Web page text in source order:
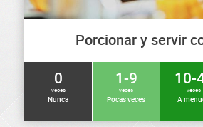
Porcionar y servir
0
veces
Nunca
1-9
veces
Pocas veces
10-
veces
A